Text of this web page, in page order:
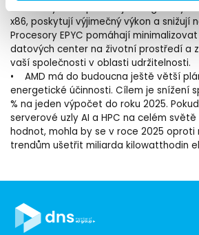
Procesory EPYC pohánějí energeticky
x86, poskytují výjimečný výkon a snižují
Procesory EPYC pomáhají
datových center na životní prostředí a
vaší společnosti v oblasti udržitelnosti.
• AMD má do budoucna ještě větší
energetické účinnosti. Cílem je snížení
% na jeden výpočet do roku 2025.
serverové uzly AI a HPC na celém
hodnot, mohla by se v roce 2025
trendům ušetřit miliarda kilowatthodin